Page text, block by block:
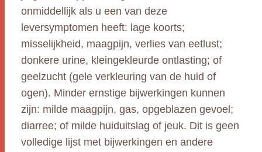
onmiddellijk als u een van deze
leversymptomen heeft: lage koorts;
misselijkheid, maagpijn, verlies van eetlust;
donkere urine, kleingekleurde ontlasting; of
geelzucht (gele verkleuring van de huid of
ogen). Minder ernstige bijwerkingen kunnen
zijn: milde maagpijn, gas, opgeblazen gevoel;
diarree; of milde huiduitslag of jeuk. Dit is geen
volledige lijst met bijwerkingen en andere